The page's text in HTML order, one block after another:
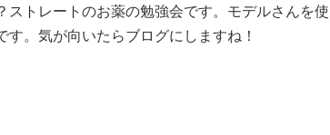
ストレートのお薬の勉強会です。モデルさんを使
。気が向いたらブログにしますね！